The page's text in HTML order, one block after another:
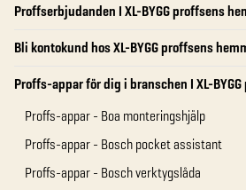
Proffserbjudanden I XL-BYGG proffsens
Bli kontokund hos XL-BYGG proffsens
Proffs-appar för dig i branschen I XL-
Proffs-appar - Boa monteringshjälp
Proffs-appar - Bosch pocket assistant
Proffs-appar - Bosch verktygslåda